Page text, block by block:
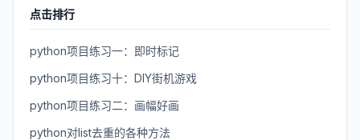
点击排行
python项目练习一：即时标记
python项目练习十：DIY街机游戏
python项目练习二：画幅好画
python对list去重的各种方法